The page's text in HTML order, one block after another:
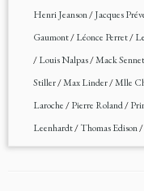
Henri Jeanson/Jacques
Gaumont/Léonce Perret/
/Louis Nalpas/Mack
Stiller/Max Linder/Mlle
Laroche/Pierre Roland/
Leenhardt/Thomas Edison/